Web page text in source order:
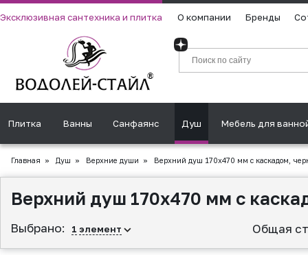
Эксклюзивная сантехника и плитка О компании Бренды
Плитка Ванны Санфаянс Душ Мебель для
Главная » Душ » Верхние души » Верхний душ 170х470 мм с каскадом,
Верхний душ 170х470 мм с
Выбрано: 1 элемент Общая